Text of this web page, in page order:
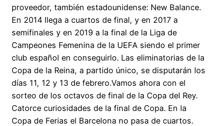
proveedor, también estadounidense: New Balance.
En 2014 llega a cuartos de final, y en 2017 a
semifinales y en 2019 a la final de la Liga de
Campeones Femenina de la UEFA siendo el primer
club español en conseguirlo. Las eliminatorias de la
Copa de la Reina, a partido único, se disputarán los
días 11, 12 y 13 de febrero.Vamos ahora con el
sorteo de los octavos de final de la Copa del Rey.
Catorce curiosidades de la final de Copa. En la
Copa de Ferias el Barcelona no pasa de cuartos.